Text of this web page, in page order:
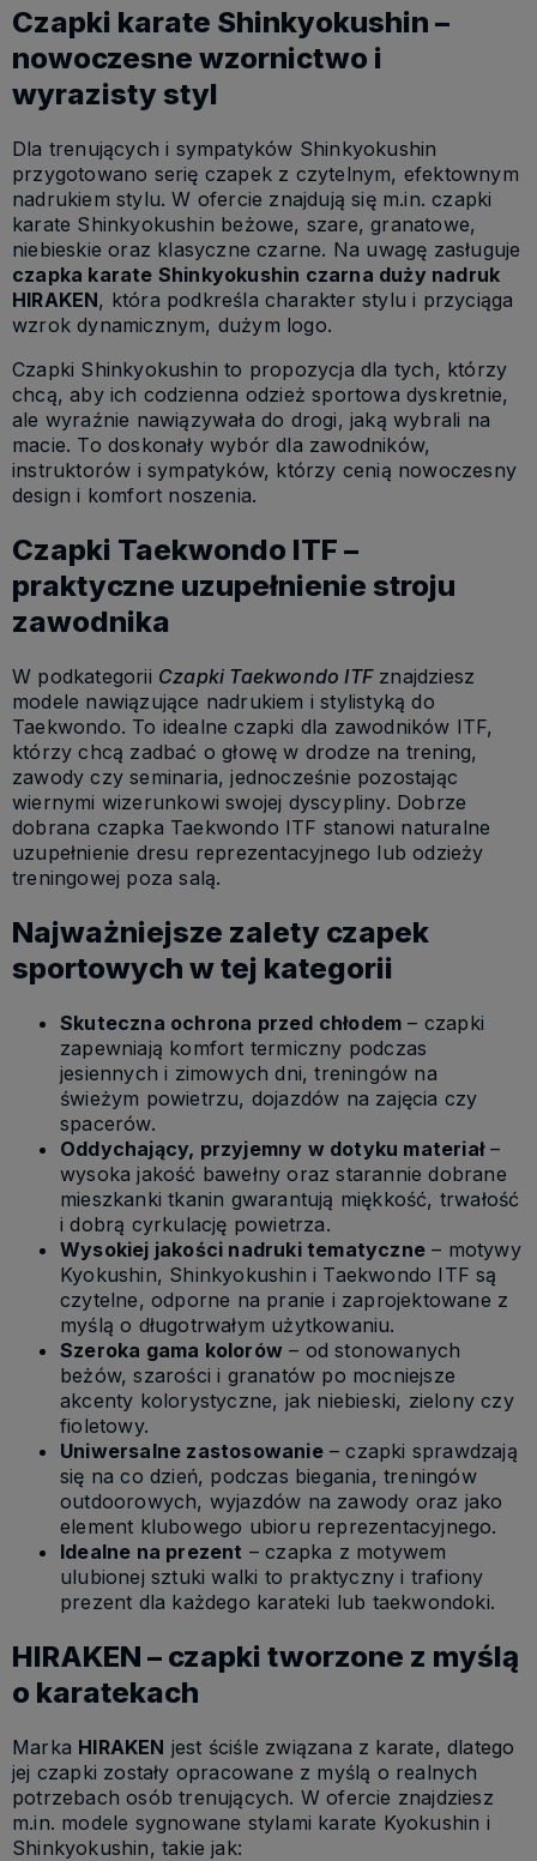
Czapki karate Shinkyokushin –
nowoczesne wzornictwo i
wyrazisty styl
Dla trenujących i sympatyków Shinkyokushin
przygotowano serię czapek z czytelnym, efektownym
nadrukiem stylu. W ofercie znajdują się m.in. czapki
karate Shinkyokushin beżowe, szare, granatowe,
niebieskie oraz klasyczne czarne. Na uwagę zasługuje
czapka karate Shinkyokushin czarna duży nadruk
HIRAKEN, która podkreśla charakter stylu i przyciąga
wzrok dynamicznym, dużym logo.
Czapki Shinkyokushin to propozycja dla tych, którzy
chcą, aby ich codzienna odzież sportowa dyskretnie,
ale wyraźnie nawiązywała do drogi, jaką wybrali na
macie. To doskonały wybór dla zawodników,
instruktorów i sympatyków, którzy cenią nowoczesny
design i komfort noszenia.
Czapki Taekwondo ITF –
praktyczne uzupełnienie stroju
zawodnika
W podkategorii Czapki Taekwondo ITFznajdziesz
modele nawiązujące nadrukiem i stylistyką do
Taekwondo. To idealne czapki dla zawodników ITF,
którzy chcą zadbać o głowę w drodze na trening,
zawody czy seminaria, jednocześnie pozostając
wiernymi wizerunkowi swojej dyscypliny. Dobrze
dobrana czapka Taekwondo ITF stanowi naturalne
uzupełnienie dresu reprezentacyjnego lub odzieży
treningowej poza salą.
Najważniejsze zalety czapek
sportowych w tej kategorii
Skuteczna ochrona przed chłodem – czapki
zapewniają komfort termiczny podczas
jesiennych i zimowych dni, treningów na
świeżym powietrzu, dojazdów na zajęcia czy
spacerów.
Oddychający, przyjemny w dotyku materiał–
wysoka jakość bawełny oraz starannie dobrane
mieszkanki tkanin gwarantują miękkość, trwałość
i dobrą cyrkulację powietrza.
Wysokiej jakości nadruki tematyczne – motywy
Kyokushin, Shinkyokushin i Taekwondo ITF są
czytelne, odporne na pranie i zaprojektowane z
myślą o długotrwałym użytkowaniu.
Szeroka gama kolorów – od stonowanych
beżów, szarości i granatów po mocniejsze
akcenty kolorystyczne, jak niebieski, zielony czy
fioletowy.
Uniwersalne zastosowanie– czapki sprawdzają
się na co dzień, podczas biegania, treningów
outdoorowych, wyjazdów na zawody oraz jako
element klubowego ubioru reprezentacyjnego.
Idealne na prezent – czapka z motywem
ulubionej sztuki walki to praktyczny i trafiony
prezent dla każdego karateki lub taekwondoki.
HIRAKEN – czapki tworzone z myślą
o karatekach
Marka HIRAKEN jest ściśle związana z karate, dlatego
jej czapki zostały opracowane z myślą o realnych
potrzebach osób trenujących. W ofercie znajdziesz
m.in. modele sygnowane stylami karate Kyokushin i
Shinkyokushin, takie jak: